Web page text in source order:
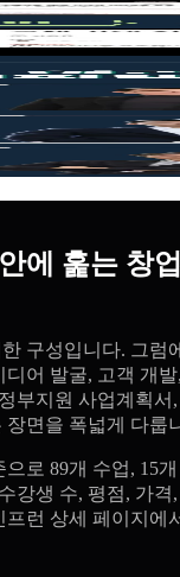
에 훑는 창
구성입니다. 그럼
어 발굴, 고객 개
부지원 사업계획서
장면을 폭넓게 다룹
로 89개 수업, 15
강생 수, 평점, 가격
프런 상세 페이지에